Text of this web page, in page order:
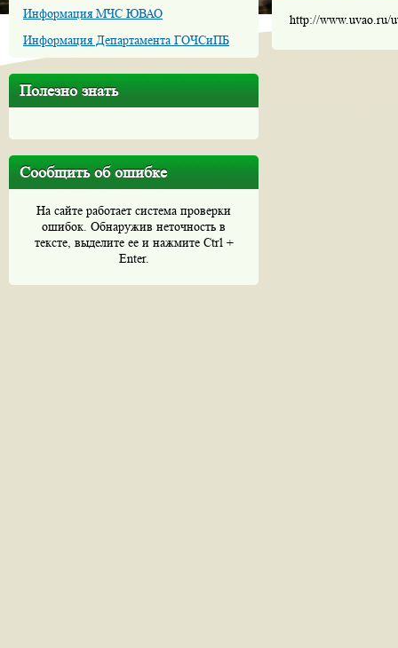
Информация МЧС ЮВАО
Информация Департамента ГОЧСиПБ
Полезно знать
Сообщить об ошибке
На сайте работает система проверки
ошибок. Обнаружив неточность в
тексте, выделите ее и нажмите Ctrl +
Enter.
http://www.uvao.ru/